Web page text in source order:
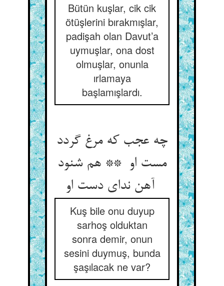
Bütün kuşlar, cik cik
ötüşlerini bırakmışlar,
padişah olan Davut’a
uymuşlar, ona dost
olmuşlar, onunla
ırlamaya
başlamışlardı.
چه عجب که مرغ گردد
مست او ** هم شنود
Kuş bile onu duyup
sarhoş olduktan
sonra demir, onun
sesini duymuş, bunda
şaşılacak ne var?